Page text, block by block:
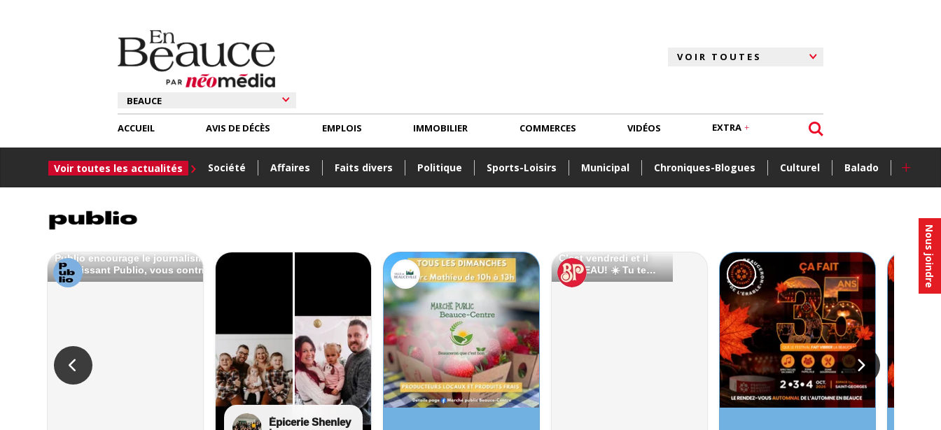
Nous joindre
ACCUEIL
Voir toutes les actualités Société Affaires Faits divers Politique Sports-Loisirs Municipal Chroniques-Blogues Culturel Balado +
AVIS DE DÉCÈS EMPLOIS IMMOBILIER COMMERCES VIDÉOS EXTRA